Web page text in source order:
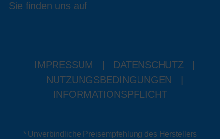
Sie finden uns auf
IMPRESSUM DATENSCHUTZ
NUTZUNGSBEDINGUNGEN
INFORMATIONSPFLICHT
* Unverbindliche Preisempfehlung des Herstellers